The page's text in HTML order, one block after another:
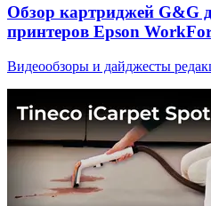
Обзор картриджей G&G
принтеров Epson
Видеообзоры и дайджесты